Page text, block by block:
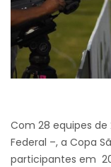
Com 28 equipes de
Federal –, a Copa
participantes em